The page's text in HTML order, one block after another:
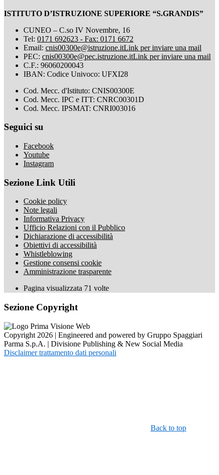
ISTITUTO D’ISTRUZIONE SUPERIORE “S.GRANDIS”
CUNEO – C.so IV Novembre, 16
Tel: 0171 692623 - Fax: 0171 6672
Email: cnis00300e@istruzione.itLink per inviare una mail
PEC: cnis00300e@pec.istruzione.itLink per inviare una mail
C.F.: 96060200043
IBAN: Codice Univoco: UFXI28
Cod. Mecc. d'Istituto: CNIS00300E
Cod. Mecc. IPC e ITT: CNRC00301D
Cod. Mecc. IPSMAT: CNRI003016
Seguici su
Facebook
Youtube
Instagram
Sezione Link Utili
Cookie policy
Note legali
Informativa Privacy
Ufficio Relazioni con il Pubblico
Dichiarazione di accessibilità
Obiettivi di accessibilità
Whistleblowing
Gestione consensi cookie
Amministrazione trasparente
Pagina visualizzata 71 volte
Sezione Copyright
Copyright 2026 | Engineered and powered by Gruppo Spaggiari
Parma S.p.A. | Divisione Publishing & New Social Media
Disclaimer trattamento dati personali
Back to top